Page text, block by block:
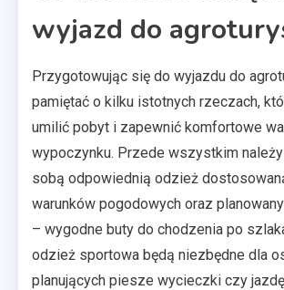
wyjazd do
Przygotowując się do wyjazdu do
pamiętać o kilku istotnych rzeczach,
umilić pobyt i zapewnić komfortowe
wypoczynku. Przede wszystkim
sobą odpowiednią odzież
warunków pogodowych oraz
– wygodne buty do chodzenia po
odzież sportowa będą niezbędne dla
planujących piesze wycieczki czy